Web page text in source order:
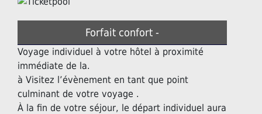
Forfait confort -
Voyage individuel à votre hôtel à proximité
immédiate de la.
à Visitez l’évènement en tant que point
culminant de votre voyage .
À la fin de votre séjour, le départ individuel aura